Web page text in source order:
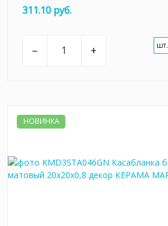
311.10 руб.
– + шт.
НОВИНКА